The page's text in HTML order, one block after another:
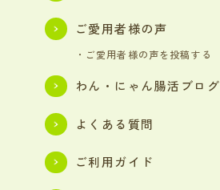
ご愛用者様の声
・ご愛用者様の声を投稿する
わん・にゃん腸活ブログ
よくある質問
ご利用ガイド